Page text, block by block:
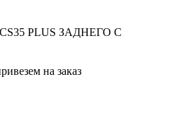
PLUS ЗАДНЕГО С
на заказ